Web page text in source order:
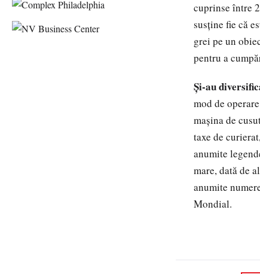
cuprinse între
susţine fie că
grei pe un
pentru a
Şi-au
mod de
maşina de
taxe de
anumite
mare, dată de
anumite
Mondial.